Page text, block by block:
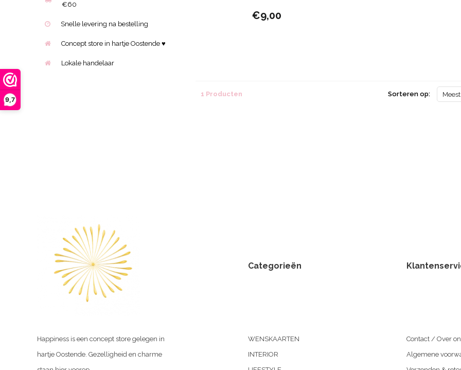
9,7
€60
Snelle levering na bestelling
Concept store in hartje Oostende ♥
Lokale handelaar
€9,00
1 Producten Sorteren op:
Happiness is een concept store gelegen in
hartje Oostende. Gezelligheid en charme
Categorieën
WENSKAARTEN
INTERIOR
Contact / Over
Algemene